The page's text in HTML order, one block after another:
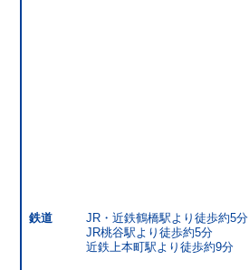
鉄道
JR・近鉄鶴橋駅より徒歩約5分
JR桃谷駅より徒歩約5分
近鉄上本町駅より徒歩約9分